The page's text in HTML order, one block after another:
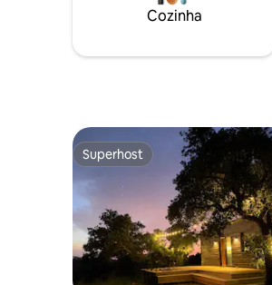
detalhes de cuidado em todos os
totalmente equipada e varandas
Cozinha
Superhost
Superhost